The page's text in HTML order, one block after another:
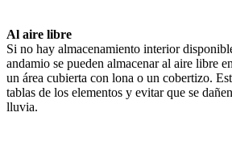
Al aire libre
Si no hay almacenamiento interior
andamio se pueden almacenar al aire libre
un área cubierta con lona o un cobertizo.
tablas de los elementos y evitar que se
lluvia.